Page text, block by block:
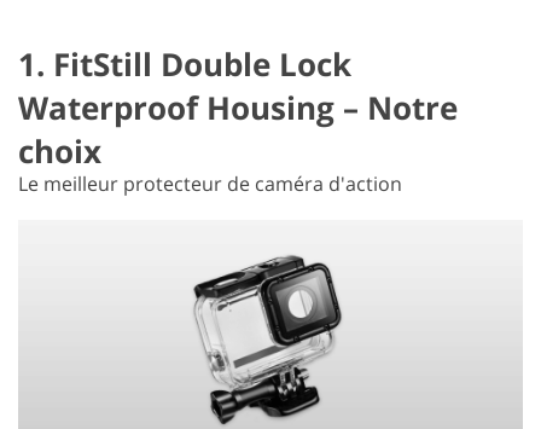
1. FitStill Double Lock
Waterproof Housing – Notre
choix
Le meilleur protecteur de caméra d'action